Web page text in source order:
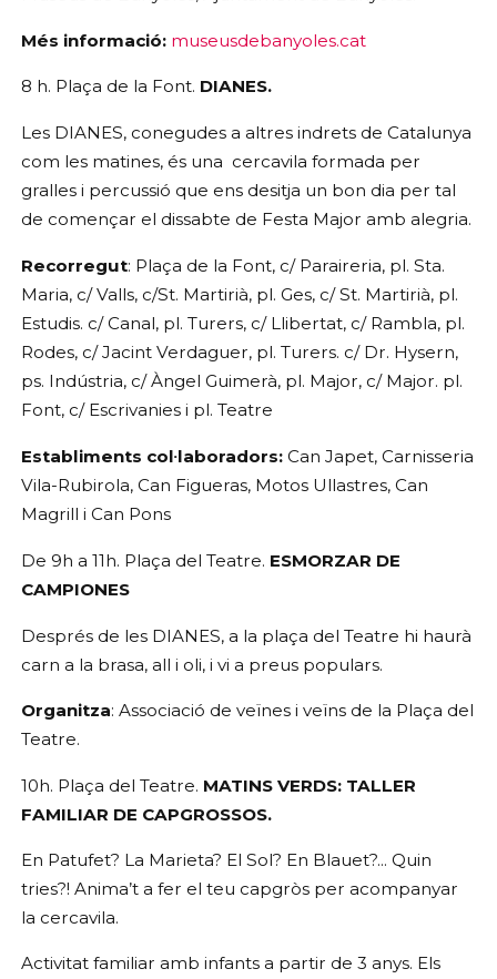
Més informació: museusdebanyoles.cat
8 h. Plaça de la Font. DIANES.
Les DIANES, conegudes a altres indrets de Catalunya
com les matines, és una  cercavila formada per
gralles i percussió que ens desitja un bon dia per tal
de començar el dissabte de Festa Major amb alegria.
Recorregut: Plaça de la Font, c/ Paraireria, pl. Sta.
Maria, c/ Valls, c/St. Martirià, pl. Ges, c/ St. Martirià, pl.
Estudis. c/ Canal, pl. Turers, c/ Llibertat, c/ Rambla, pl.
Rodes, c/ Jacint Verdaguer, pl. Turers. c/ Dr. Hysern,
ps. Indústria, c/ Àngel Guimerà, pl. Major, c/ Major. pl.
Font, c/ Escrivanies i pl. Teatre
Establiments col·laboradors: Can Japet, Carnisseria
Vila-Rubirola, Can Figueras, Motos Ullastres, Can
Magrill i Can Pons
De 9h a 11h. Plaça del Teatre. ESMORZAR DE
CAMPIONES
Després de les DIANES, a la plaça del Teatre hi haurà
carn a la brasa, all i oli, i vi a preus populars.
Organitza: Associació de veïnes i veïns de la Plaça del
Teatre.
10h. Plaça del Teatre. MATINS VERDS: TALLER
FAMILIAR DE CAPGROSSOS.
En Patufet? La Marieta? El Sol? En Blauet?... Quin
tries?! Anima’t a fer el teu capgròs per acompanyar
la cercavila.
Activitat familiar amb infants a partir de 3 anys. Els